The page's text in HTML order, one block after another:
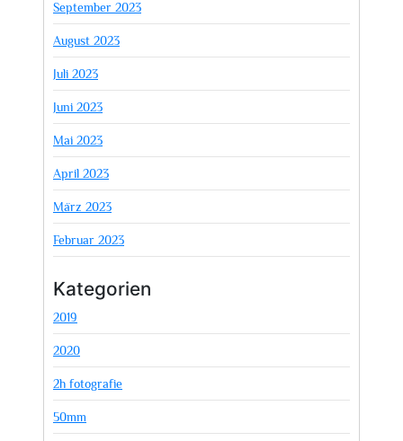
September 2023
August 2023
Juli 2023
Juni 2023
Mai 2023
April 2023
März 2023
Februar 2023
Kategorien
2019
2020
2h fotografie
50mm